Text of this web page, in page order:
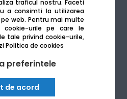
traficul nostru. Faceti
a consimti la utilizarea
web. Pentru mai multe
cookie-urile pe care le
tale privind cookie-urile,
Politica de cookies
preferintele
de acord
aici!
pe site. Campania este
31 Martie 2026 in limita stocului
produsul cadou trebuie restituit